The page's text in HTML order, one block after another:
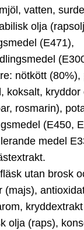
vatten,
olja
(E471),
nötkött (80%),
koksalt,
rosmarin),
(E450,
medel
utan brosk
(majs),
olja (raps),